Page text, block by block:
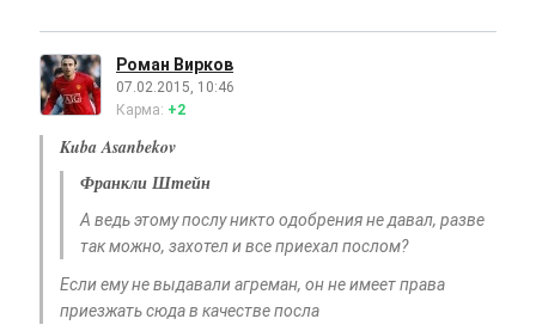
Роман Вирков
07.02.2015, 10:46
Карма: +2
Kuba Asanbekov
Франкли Штейн
А ведь этому послу никто одобрения не давал, разве
так можно, захотел и все приехал послом?
Если ему не выдавали агреман, он не имеет права
приезжать сюда в качестве посла